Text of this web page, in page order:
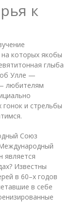
к
на которых якобы
глыба
об Улле —
любителям
и стрельбы
Союз
является
Известны
в 60–х годов
в себе